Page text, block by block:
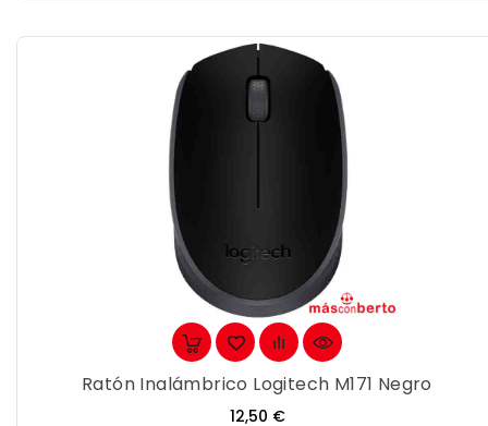
Ratón Inalámbrico Logitech M171 Negro
Precio
12,50 €